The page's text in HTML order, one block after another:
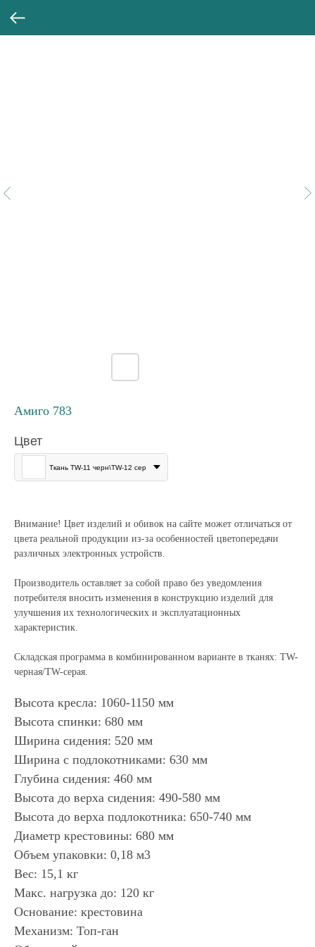
Амиго 783
Цвет
Ткань TW-11 черн\TW-12 сер
Внимание! Цвет изделий и обивок на сайте может отличаться от
цвета реальной продукции из-за особенностей цветопередачи
различных электронных устройств.
Производитель оставляет за собой право без уведомления
потребителя вносить изменения в конструкцию изделий для
улучшения их технологических и эксплуатационных
характеристик.
Складская программа в комбинированном варианте в тканях: TW-
черная/TW-серая.
Высота кресла: 1060-1150 мм
Высота спинки: 680 мм
Ширина сидения: 520 мм
Ширина с подлокотниками: 630 мм
Глубина сидения: 460 мм
Высота до верха сидения: 490-580 мм
Высота до верха подлокотника: 650-740 мм
Диаметр крестовины: 680 мм
Объем упаковки: 0,18 м3
Вес: 15,1 кг
Макс. нагрузка до: 120 кг
Основание: крестовина
Механизм: Топ-ган